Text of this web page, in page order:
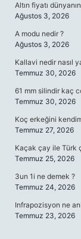
Altın fiyatı
Ağustos 3, 2026
A modu nedir ?
Ağustos 3, 2026
Kallavi nedir nasıl
Temmuz 30, 2026
61 mm silindir kaç
Temmuz 30, 2026
Koç erkeğini
Temmuz 27, 2026
Kaçak çay ile Türk
Temmuz 25, 2026
3un 1i ne demek ?
Temmuz 24, 2026
Infrapozisyon ne
Temmuz 23, 2026